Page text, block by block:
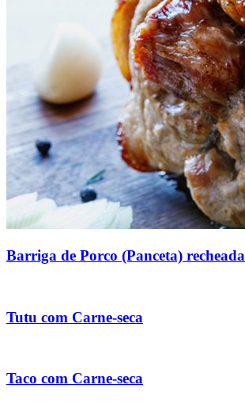
Barriga de Porco (Panceta) recheada
Tutu com Carne-seca
Taco com Carne-seca